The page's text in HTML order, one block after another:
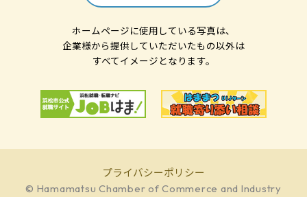
ホームページに使用している写真は、
企業様から提供していただいたもの以外は
すべてイメージとなります。
プライバシーポリシー
© Hamamatsu Chamber of Commerce and Industry